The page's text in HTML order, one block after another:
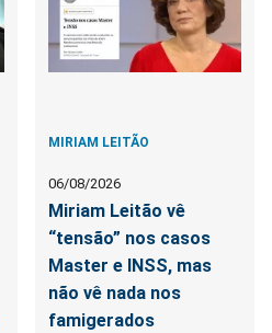
MIRIAM LEITÃO
06/08/2026
Miriam Leitão vê
“tensão” nos casos
Master e INSS, mas
não vê nada nos
famigerados